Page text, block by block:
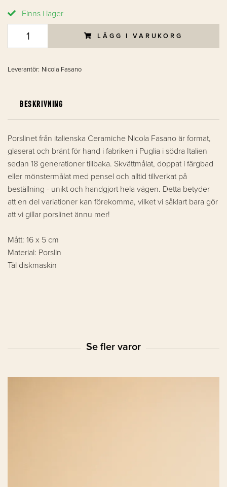
Finns i lager
LÄGG I VARUKORG
Leverantör: Nicola Fasano
BESKRIVNING
Porslinet från italienska Ceramiche Nicola Fasano är format,
glaserat och bränt för hand i fabriken i Puglia i södra Italien
sedan 18 generationer tillbaka. Skvättmålat, doppat i färgbad
eller mönstermålat med pensel och alltid tillverkat på
beställning - unikt och handgjort hela vägen. Detta betyder
att en del variationer kan förekomma, vilket vi såklart bara gör
att vi gillar porslinet ännu mer!
Mått: 16 x 5 cm
Material: Porslin
Tål diskmaskin